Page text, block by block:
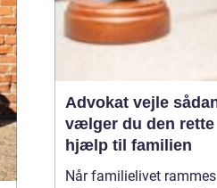
Advokat vejle sådan
vælger du den rette
hjælp til familien
Når familielivet rammes